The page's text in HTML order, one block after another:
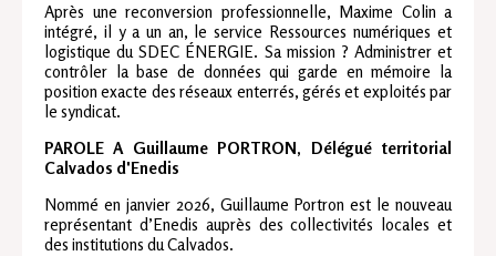
Après une reconversion professionnelle, Maxime Colin a
intégré, il y a un an, le service Ressources numériques et
logistique du SDEC ÉNERGIE. Sa mission ? Administrer et
contrôler la base de données qui garde en mémoire la
position exacte des réseaux enterrés, gérés et exploités par
le syndicat.
PAROLE A Guillaume PORTRON, Délégué territorial
Calvados d'Enedis
Nommé en janvier 2026, Guillaume Portron est le nouveau
représentant d’Enedis auprès des collectivités locales et
des institutions du Calvados.